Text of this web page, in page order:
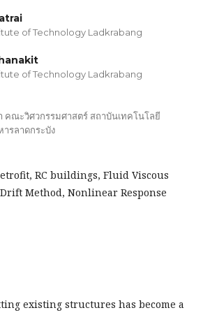
of Technology Ladkrabang
of Technology Ladkrabang
คณะวิศวกรรมศาสตร์ สถาบันเทคโนโลยี
รลาดกระบัง
RC buildings, Fluid Viscous
Method, Nonlinear Response
existing structures has become a